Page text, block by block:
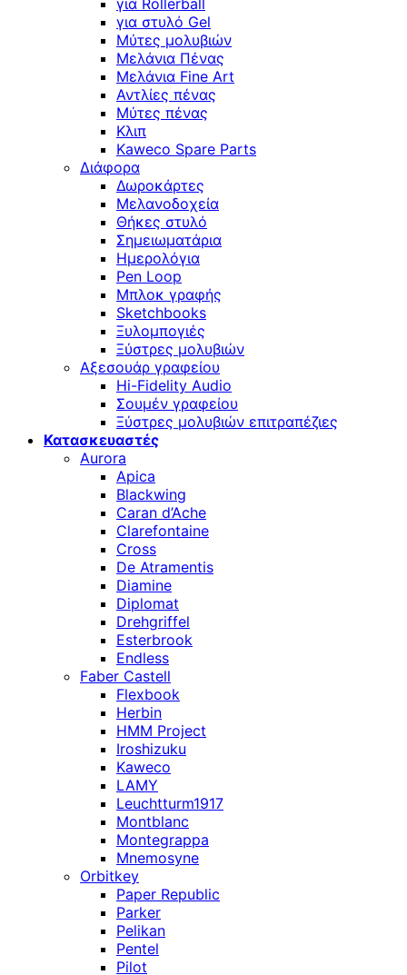
για Rollerball
για στυλό Gel
Μύτες μολυβιών
Μελάνια Πένας
Μελάνια Fine Art
Αντλίες πένας
Μύτες πένας
Κλιπ
Kaweco Spare Parts
Διάφορα
Δωροκάρτες
Μελανοδοχεία
Θήκες στυλό
Σημειωματάρια
Ημερολόγια
Pen Loop
Μπλοκ γραφής
Sketchbooks
Ξυλομπογιές
Ξύστρες μολυβιών
Αξεσουάρ γραφείου
Hi-Fidelity Audio
Σουμέν γραφείου
Ξύστρες μολυβιών επιτραπέζιες
Κατασκευαστές
Aurora
Apica
Blackwing
Caran d’Ache
Clarefontaine
Cross
De Atramentis
Diamine
Diplomat
Drehgriffel
Esterbrook
Endless
Faber Castell
Flexbook
Herbin
HMM Project
Iroshizuku
Kaweco
LAMY
Leuchtturm1917
Montblanc
Montegrappa
Mnemosyne
Orbitkey
Paper Republic
Parker
Pelikan
Pentel
Pilot